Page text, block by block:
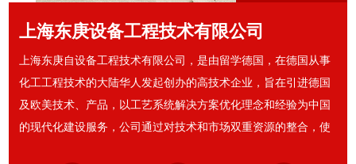
上海东庚设备工程技术有限公司
上海东庚自设备工程技术有限公司，是由留学德国，在德国从事
化工工程技术的大陆华人发起创办的高技术企业，旨在引进德国
及欧美技术、产品，以工艺系统解决方案优化理念和经验为中国
的现代化建设服务，公司通过对技术和市场双重资源的整合，使